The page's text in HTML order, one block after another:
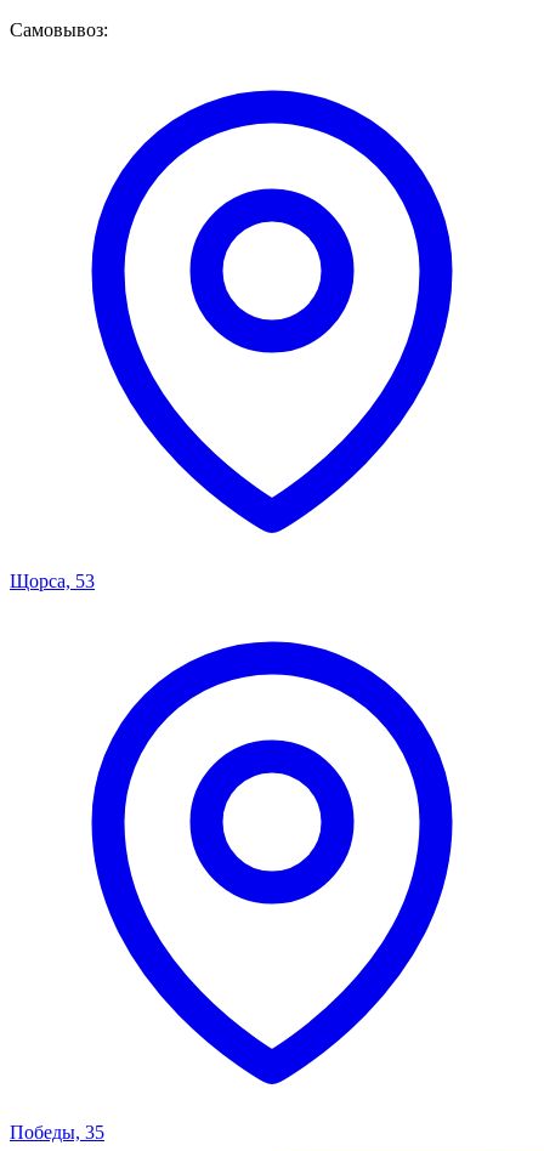
Самовывоз:
Щорса, 53
Победы, 35